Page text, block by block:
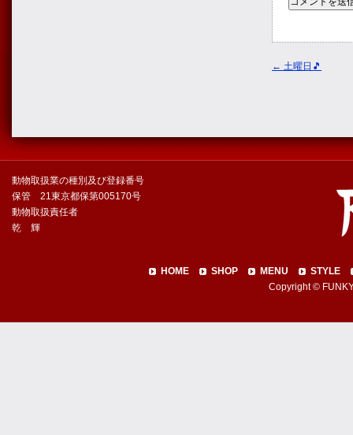
← 土曜日🎵
動物取扱業の種別及び登録番号
保管 21東京都保第005170号
動物取扱責任者
乾 輝
HOME SHOP MENU
STYLE
Copyright ©